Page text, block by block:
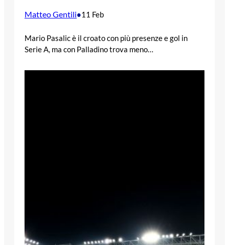
Matteo Gentili•11 Feb
Mario Pasalic è il croato con più presenze e gol in
Serie A, ma con Palladino trova meno…